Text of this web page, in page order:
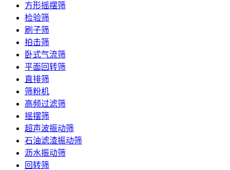
方形摇摆筛
检验筛
刷子筛
拍击筛
卧式气流筛
平面回转筛
直排筛
筛粉机
高频过滤筛
摇摆筛
超声波振动筛
石油滤渣振动筛
沥水振动筛
回转筛